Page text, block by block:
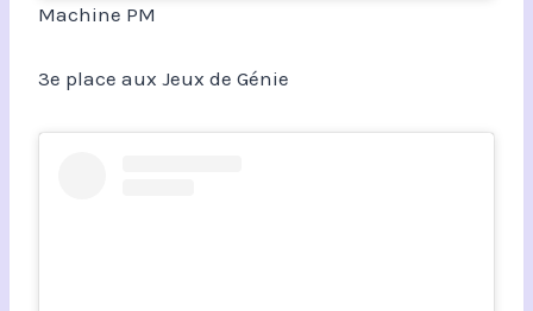
Machine PM
3e place aux Jeux de Génie